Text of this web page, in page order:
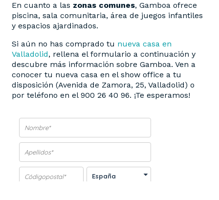
En cuanto a las zonas comunes, Gamboa ofrece
piscina, sala comunitaria, área de juegos infantiles
y espacios ajardinados.
Si aún no has comprado tu nueva casa en
Valladolid, rellena el formulario a continuación y
descubre más información sobre Gamboa. Ven a
conocer tu nueva casa en el show office a tu
disposición (Avenida de Zamora, 25, Valladolid) o
por teléfono en el 900 26 40 96. ¡Te esperamos!